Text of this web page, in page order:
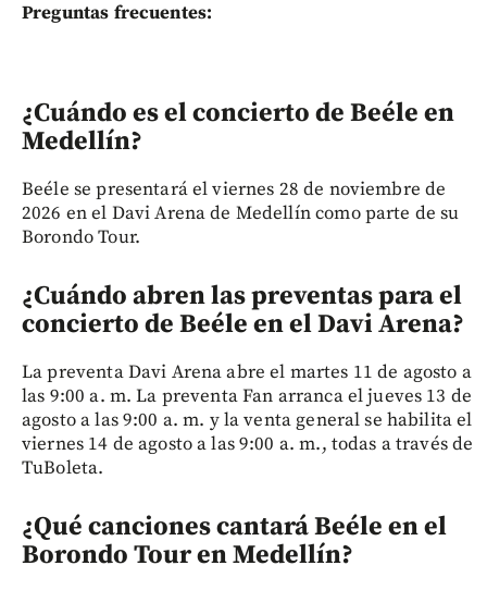
Preguntas frecuentes:
¿Cuándo es el concierto de Beéle en
Medellín?
Beéle se presentará el viernes 28 de noviembre de
2026 en el Davi Arena de Medellín como parte de su
Borondo Tour.
¿Cuándo abren las preventas para el
concierto de Beéle en el Davi Arena?
La preventa Davi Arena abre el martes 11 de agosto a
las 9:00 a. m. La preventa Fan arranca el jueves 13 de
agosto a las 9:00 a. m. y la venta general se habilita el
viernes 14 de agosto a las 9:00 a. m., todas a través de
TuBoleta.
¿Qué canciones cantará Beéle en el
Borondo Tour en Medellín?